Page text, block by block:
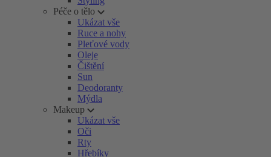
Péče o tělo
Ukázat vše
Ruce a nohy
Pleťové vody
Oleje
Čištění
Sun
Deodoranty
Mýdla
Makeup
Ukázat vše
Oči
Rty
Hřebíky